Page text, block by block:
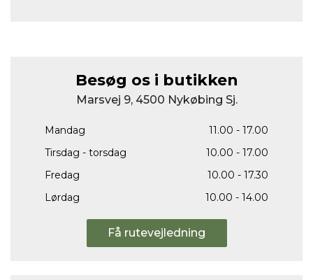
Besøg os i butikken
Marsvej 9, 4500 Nykøbing Sj.
Mandag
11.00 - 17.00
Tirsdag - torsdag
10.00 - 17.00
Fredag
10.00 - 17.30
Lørdag
10.00 - 14.00
Få rutevejledning